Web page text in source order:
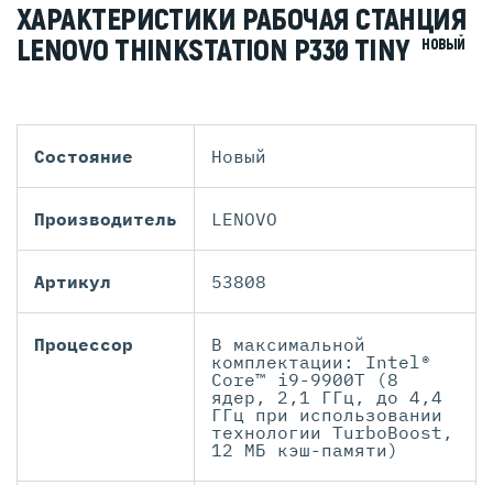
ХАРАКТЕРИСТИКИ РАБОЧАЯ СТАНЦИЯ
LENOVO THINKSTATION P330 TINY
НОВЫЙ
Состояние Новый
Производитель LENOVO
Артикул 53808
Процессор
В максимальной
комплектации: Intel®
Core™ i9-9900T (8
ядер, 2,1 ГГц, до 4,4
ГГц при использовании
технологии TurboBoost,
12 МБ кэш-памяти)